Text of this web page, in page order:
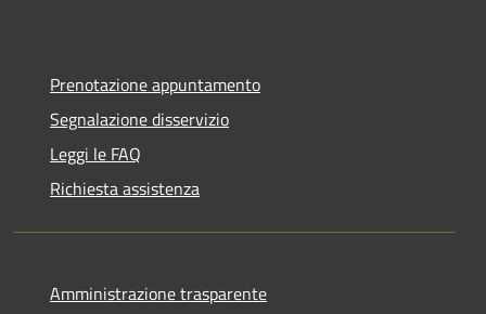
Prenotazione appuntamento
Segnalazione disservizio
Leggi le FAQ
Richiesta assistenza
Amministrazione trasparente